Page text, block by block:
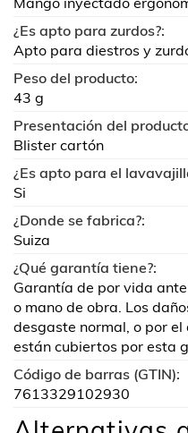
¿Es apto para zurdos?:
Apto para diestros y
Peso del producto:
43 g
Presentación del
Blister cartón
¿Es apto para el
Si
¿Donde se fabrica?:
Suiza
¿Qué garantía tiene?:
Garantía de por vida
o mano de obra. Los
desgaste normal, o por
están cubiertos por esta
Código de barras (GTIN):
7613329102930